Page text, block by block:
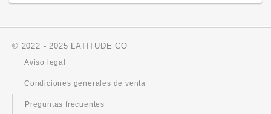
© 2022 - 2025 LATITUDE CO
Aviso legal
Condiciones generales de venta
Preguntas frecuentes